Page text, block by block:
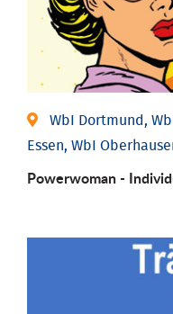
WbI Dortmund,
Essen, WbI
Powerwoman -